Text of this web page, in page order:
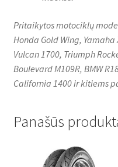
Pritaikytos motociklų
Honda Gold Wing,
Vulcan 1700, Triumph
Boulevard M109R, BMW
California 1400 ir kitiems
Panašūs